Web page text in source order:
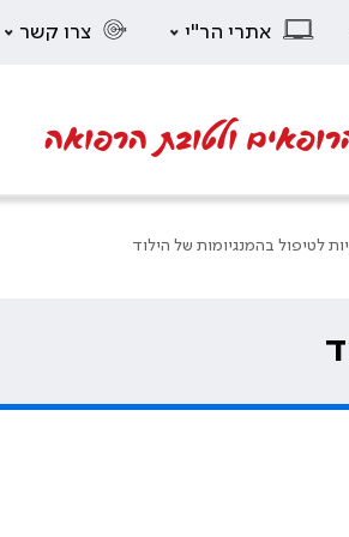
אתרי הר"י צרו קשר
ולטובת הרפואה
לטיפול בהמנגיומות של הילוד